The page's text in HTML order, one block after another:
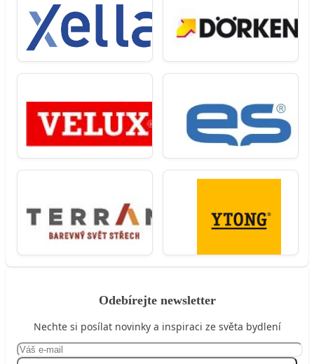
Odebírejte newsletter
Nechte si posílat novinky a inspiraci ze světa bydlení